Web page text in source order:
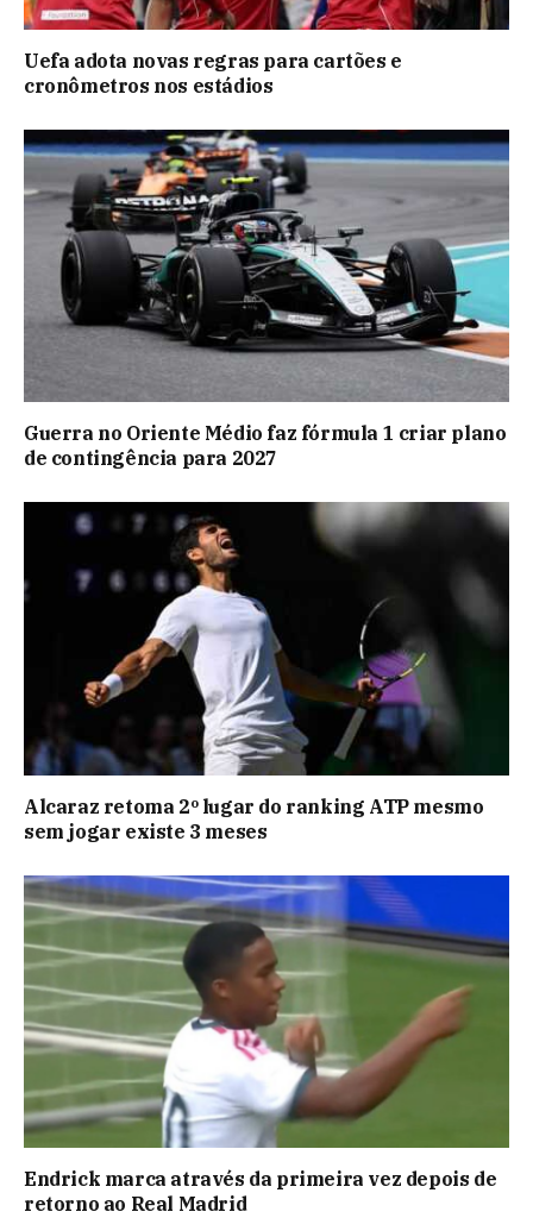
Uefa adota novas regras para cartões e
cronômetros nos estádios
Guerra no Oriente Médio faz fórmula 1 criar plano
de contingência para 2027
Alcaraz retoma 2º lugar do ranking ATP mesmo
sem jogar existe 3 meses
Endrick marca através da primeira vez depois de
retorno ao Real Madrid